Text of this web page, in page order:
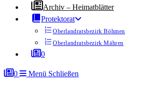
Archiv – Heimatblätter
Protektorat
Oberlandratsbezirk Böhmen
Oberlandratsbezirk Mähren
0
0 Menü Schließen